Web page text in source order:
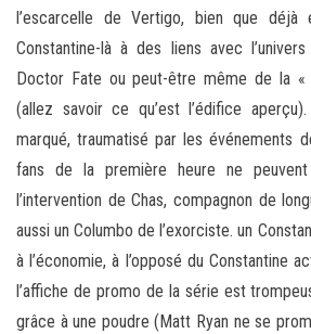
l’escarcelle de Vertigo, bien que
Constantine-là à des liens avec
Doctor Fate ou peut-être même de la
(allez savoir ce qu’est l’édifice
marqué, traumatisé par les événements
fans de la première heure ne peuvent
l’intervention de Chas, compagnon de
aussi un Columbo de l’exorciste. un
à l’économie, à l’opposé du Constantine
l’affiche de promo de la série est
grâce à une poudre (Matt Ryan ne se